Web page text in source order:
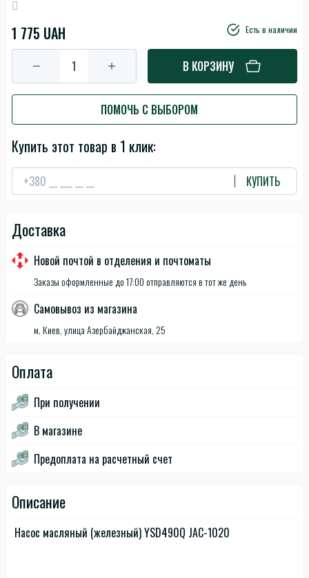
1 775 UAH Есть в наличии
В КОРЗИНУ
ПОМОЧЬ С ВЫБОРОМ
Купить этот товар в 1 клик:
КУПИТЬ
Доставка
Новой почтой в отделения и почтоматы
Заказы оформленные до 17:00 отправляются в тот же день
Самовывоз из магазина
м. Киев, улица Азербайджанская, 25
Оплата
При получении
В магазине
Предоплата на расчетный счет
Описание
Насос масляный (железный) YSD490Q JAC-1020